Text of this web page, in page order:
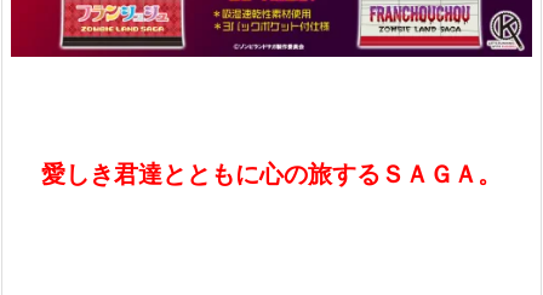
愛しき君達とともに心の旅するＳＡＧＡ。